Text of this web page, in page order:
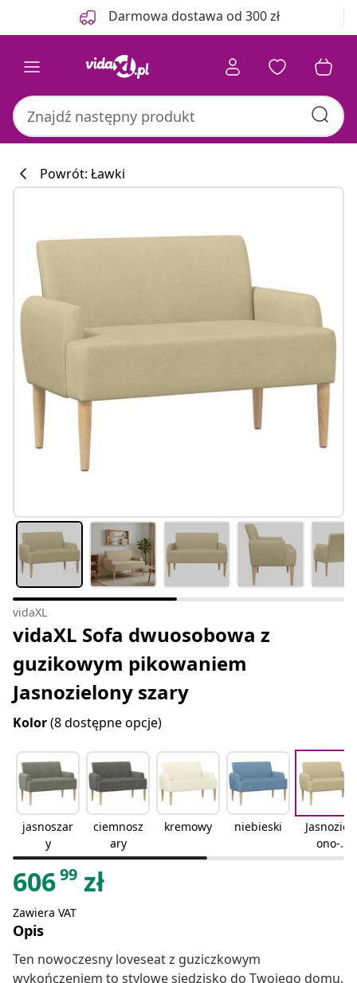
Darmowa dostawa od 300 zł
Powrót: Ławki
vidaXL
vidaXL Sofa dwuosobowa z
guzikowym pikowaniem
Jasnozielony szary
Kolor(8 dostępne opcje)
jasnoszar
y
ciemnosz
ary
kremowy niebieski
Jasnoziel
ono-
szary
60699 zł
Zawiera VAT
Opis
Ten nowoczesny loveseat z guziczkowym
wykończeniem to stylowe siedzisko do Twojego domu.